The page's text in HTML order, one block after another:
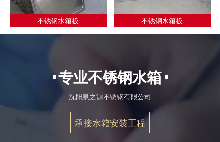
不锈钢水箱板 不锈钢水箱板
专业不锈钢水箱
沈阳泉之源不锈钢有限公司
承接水箱安装工程